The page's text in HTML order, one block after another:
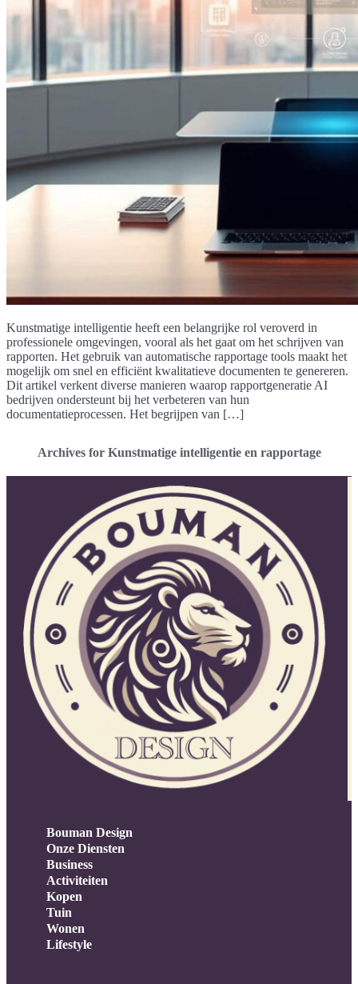
Kunstmatige intelligentie heeft een belangrijke rol veroverd in
professionele omgevingen, vooral als het gaat om het schrijven van
rapporten. Het gebruik van automatische rapportage tools maakt het
mogelijk om snel en efficiënt kwalitatieve documenten te genereren.
Dit artikel verkent diverse manieren waarop rapportgeneratie AI
bedrijven ondersteunt bij het verbeteren van hun
documentatieprocessen. Het begrijpen van […]
Archives for Kunstmatige intelligentie en rapportage
Bouman Design
Onze Diensten
Business
Activiteiten
Kopen
Tuin
Wonen
Lifestyle